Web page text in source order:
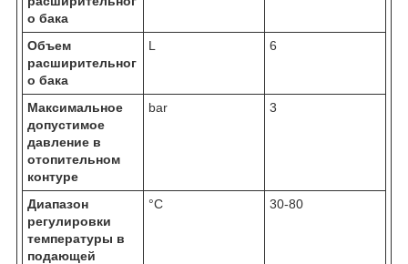
о бака
Объем
расширительног
о бака
L 6
Максимальное
допустимое
давление в
отопительном
контуре
bar 3
Диапазон
регулировки
температуры в
подающей
°C 30-80